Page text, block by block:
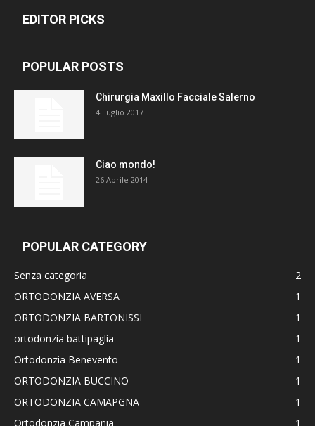
EDITOR PICKS
POPULAR POSTS
Chirurgia Maxillo Facciale Salerno
4 Luglio 2017
Ciao mondo!
26 Aprile 2014
POPULAR CATEGORY
Senza categoria
2
ORTODONZIA AVERSA
1
ORTODONZIA BARTONISSI
1
ortodonzia battipaglia
1
Ortodonzia Benevento
1
ORTODONZIA BUCCINO
1
ORTODONZIA CAMAPGNA
1
Ortodonzia Campania
1